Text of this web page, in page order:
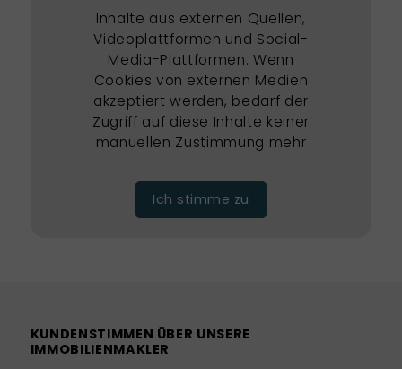
Inhalte aus externen Quellen,
Videoplattformen und Social-
Media-Plattformen. Wenn
Cookies von externen Medien
akzeptiert werden, bedarf der
Zugriff auf diese Inhalte keiner
manuellen Zustimmung mehr
Ich stimme zu
KUNDENSTIMMEN ÜBER UNSERE
IMMOBILIENMAKLER